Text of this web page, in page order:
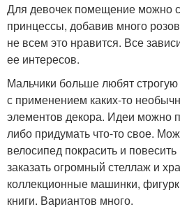
Для девочек помещение можно
принцессы, добавив много
не всем это нравится. Все
ее интересов.
Мальчики больше любят строгую
с применением каких-то
элементов декора. Идеи можно
либо придумать что-то свое.
велосипед покрасить и
заказать огромный стеллаж и
коллекционные машинки,
книги. Вариантов много.